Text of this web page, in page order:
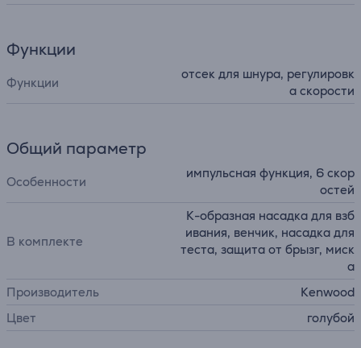
Функции
Функции
отсек для шнура, регулировк
а скорости
Общий параметр
Особенности
импульсная функция, 6 скор
остей
В комплекте
К-образная насадка для взб
ивания, венчик, насадка для
теста, защита от брызг, миск
а
Производитель
Kenwood
Цвет
голубой